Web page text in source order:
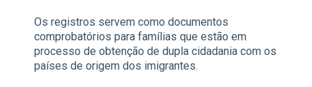
Os registros servem como documentos
comprobatórios para famílias que estão em
processo de obtenção de dupla cidadania com os
países de origem dos imigrantes.